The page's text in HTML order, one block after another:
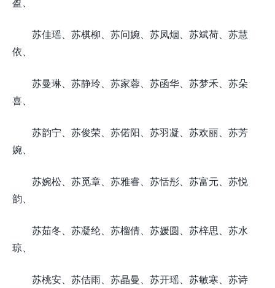
苏佳瑶、苏棋柳、苏问婉、苏凤烟、苏斌荷、苏慧
依、
苏曼琳、苏静玲、苏家蓉、苏函华、苏梦禾、苏朵
喜、
苏韵宁、苏俊荣、苏偌阳、苏羽凝、苏欢丽、苏芳
婉、
苏婉松、苏觅章、苏雅睿、苏恬彤、苏富元、苏悦
韵、
苏茹冬、苏凝纶、苏榴倩、苏媛圆、苏梓思、苏水
琼、
苏桃安、苏佶雨、苏晶曼、苏开瑶、苏敏寒、苏诗